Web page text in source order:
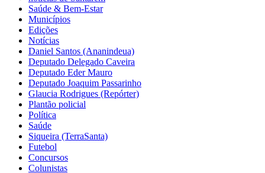
Saúde & Bem-Estar
Municípios
Edições
Notícias
Daniel Santos (Ananindeua)
Deputado Delegado Caveira
Deputado Eder Mauro
Deputado Joaquim Passarinho
Glaucia Rodrigues (Repórter)
Plantão policial
Política
Saúde
Siqueira (TerraSanta)
Futebol
Concursos
Colunistas